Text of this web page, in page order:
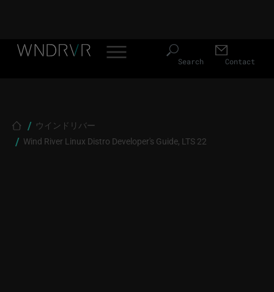
Skip to main content
Header Menu JP Search Contact
Breadcrumb
ウインドリバー
Wind River Linux Distro Developer's Guide, LTS 22